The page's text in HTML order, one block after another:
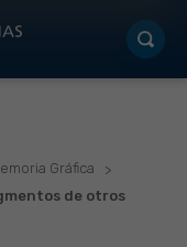
Gráfica
de otros